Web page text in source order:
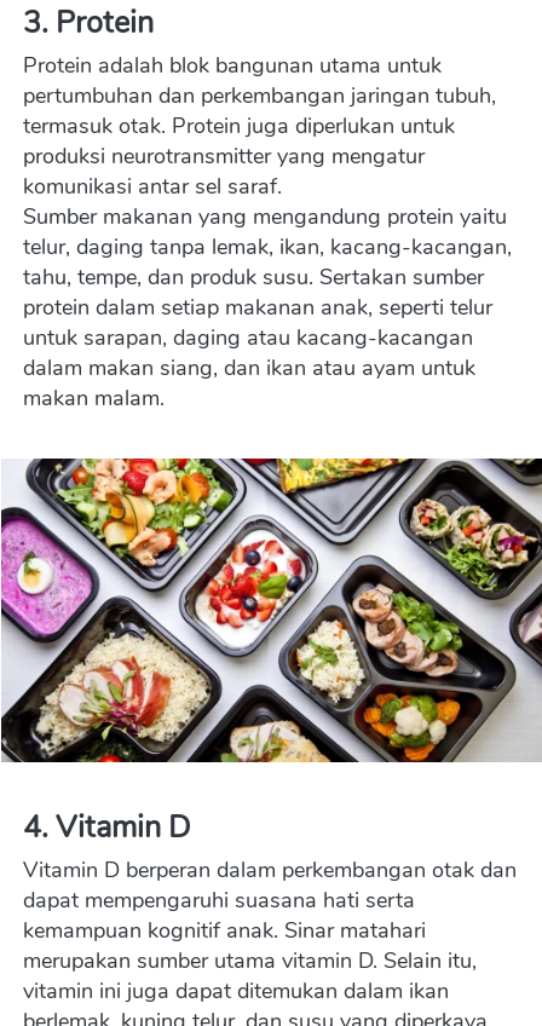
3. Protein
Protein adalah blok bangunan utama untuk
pertumbuhan dan perkembangan jaringan tubuh,
termasuk otak. Protein juga diperlukan untuk
produksi neurotransmitter yang mengatur
komunikasi antar sel saraf.
Sumber makanan yang mengandung protein yaitu
telur, daging tanpa lemak, ikan, kacang-kacangan,
tahu, tempe, dan produk susu. Sertakan sumber
protein dalam setiap makanan anak, seperti telur
untuk sarapan, daging atau kacang-kacangan
dalam makan siang, dan ikan atau ayam untuk
makan malam.
4. Vitamin D
Vitamin D berperan dalam perkembangan otak dan
dapat mempengaruhi suasana hati serta
kemampuan kognitif anak. Sinar matahari
merupakan sumber utama vitamin D. Selain itu,
vitamin ini juga dapat ditemukan dalam ikan